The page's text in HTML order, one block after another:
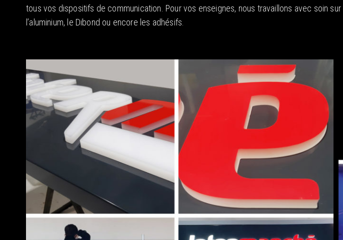
tous vos dispositifs de communication. Pour vos enseignes, nous travaillons avec soin
l’aluminium, le Dibond ou encore les adhésifs.